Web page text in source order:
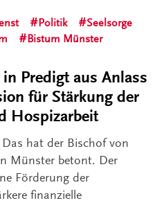
Politik
Seelsorge
Bistum Münster
Predigt aus Anlass
für Stärkung der
Hospizarbeit
hat der Bischof von
Münster betont. Der
Förderung der
finanzielle